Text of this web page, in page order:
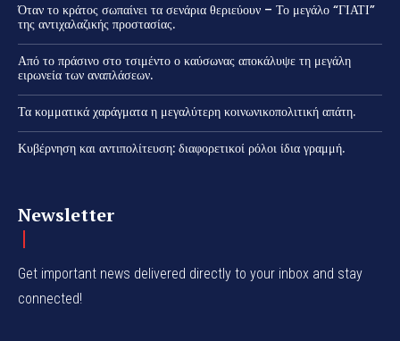
Όταν το κράτος σωπαίνει τα σενάρια θεριεύουν – Το μεγάλο “ΓΙΑΤΙ”
της αντιχαλαζικής προστασίας.
Από το πράσινο στο τσιμέντο ο καύσωνας αποκάλυψε τη μεγάλη
ειρωνεία των αναπλάσεων.
Τα κομματικά χαράγματα η μεγαλύτερη κοινωνικοπολιτική απάτη.
Κυβέρνηση και αντιπολίτευση: διαφορετικοί ρόλοι ίδια γραμμή.
Newsletter
Get important news delivered directly to your inbox and stay
connected!